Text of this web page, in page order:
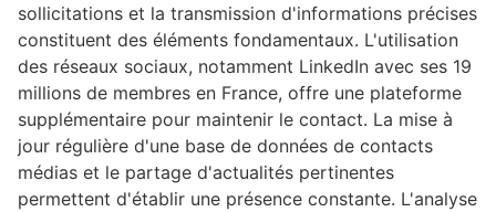
sollicitations et la transmission d'informations précises
constituent des éléments fondamentaux. L'utilisation
des réseaux sociaux, notamment LinkedIn avec ses 19
millions de membres en France, offre une plateforme
supplémentaire pour maintenir le contact. La mise à
jour régulière d'une base de données de contacts
médias et le partage d'actualités pertinentes
permettent d'établir une présence constante. L'analyse